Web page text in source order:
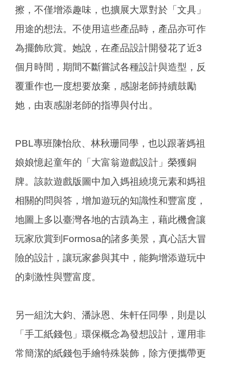
擦，不僅增添趣味，也擴展大眾對於「文具」
用途的想法。不使用這些產品時，產品亦可作
為擺飾欣賞。她說，在產品設計開發花了近3
個月時間，期間不斷嘗試各種設計與造型，反
覆重作也一度想要放棄，感謝老師持續鼓勵
她，由衷感謝老師的指導與付出。
PBL專班陳怡欣、林秋珊同學，也以跟著媽祖
娘娘憶起童年的「大富翁遊戲設計」榮獲銅
牌。該款遊戲版圖中加入媽祖繞境元素和媽祖
相關的問與答，增加遊玩的知識性和豐富度，
地圖上多以臺灣各地的古蹟為主，藉此機會讓
玩家欣賞到Formosa的諸多美景，真心話大冒
險的設計，讓玩家參與其中，能夠增添遊玩中
的刺激性與豐富度。
另一組沈大鈞、潘詠恩、朱軒任同學，則是以
「手工紙錢包」環保概念為發想設計，運用非
常簡潔的紙錢包手繪特殊裝飾，除方便攜帶更